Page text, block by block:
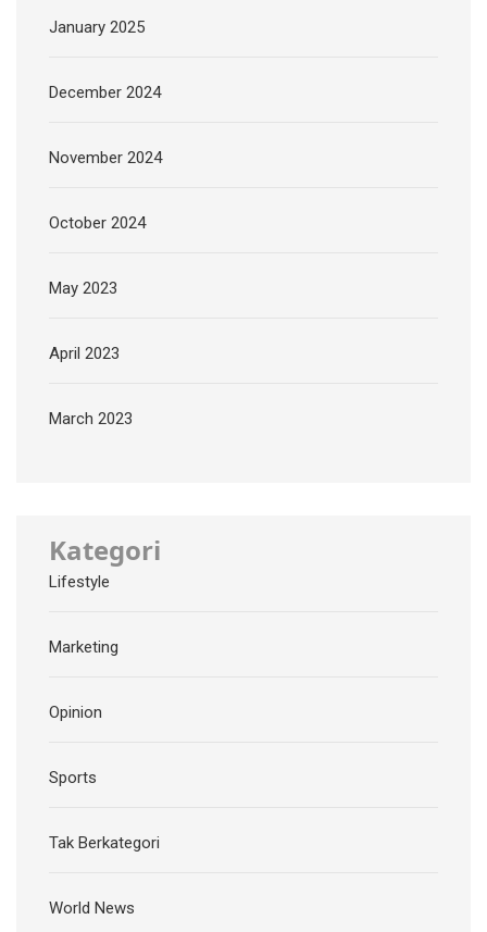
January 2025
December 2024
November 2024
October 2024
May 2023
April 2023
March 2023
Kategori
Lifestyle
Marketing
Opinion
Sports
Tak Berkategori
World News